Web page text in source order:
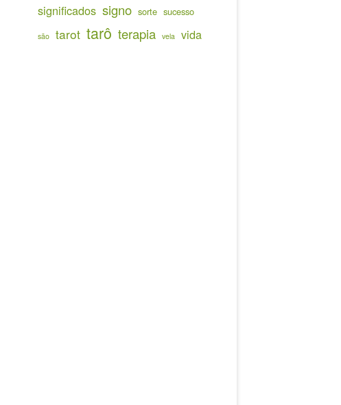
significados signo sorte sucesso
são tarot tarô terapia vela vida